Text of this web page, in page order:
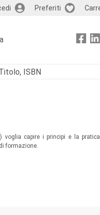
Preferiti
voglia capire i principi e la
formazione.